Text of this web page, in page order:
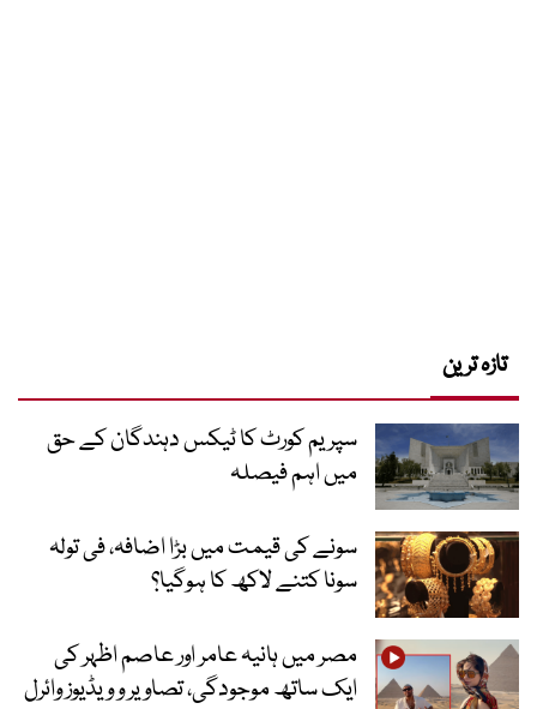
تازہ ترین
سپریم کورٹ کا ٹیکس دہندگان کے حق
میں اہم فیصلہ
سونے کی قیمت میں بڑا اضافہ، فی تولہ
سونا کتنے لاکھ کا ہوگیا؟
مصر میں ہانیہ عامر اور عاصم اظہر کی
ایک ساتھ موجودگی، تصاویر و ویڈیوز وائرل